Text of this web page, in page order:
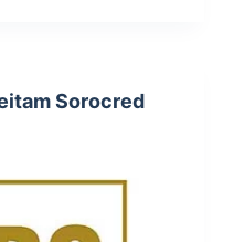
Sorocred